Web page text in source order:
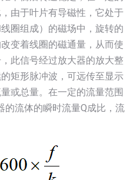
由于叶片有导磁性，它处于
圈组成）的磁场中，旋转的
变着线圈的磁通量，从而使
此信号经过放大器的放大整
矩形脉冲波，可远传至显示
或总量。在一定的流量范围
流体的瞬时流量Q成比，流